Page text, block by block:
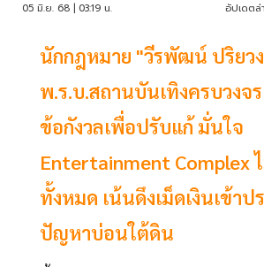
05 มิ.ย. 68 | 03:19 น. อัปเดตล่
นักกฎหมาย "วีรพัฒน์ ปริยวง
พ.ร.บ.สถานบันเทิงครบวงจ
ข้อกังวลเพื่อปรับแก้ มั่นใจ
Entertainment Complex
ทั้งหมด เน้นดึงเม็ดเงินเข้าป
ปัญหาบ่อนใต้ดิน